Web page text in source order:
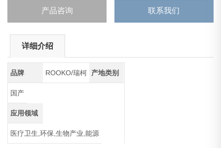
产品咨询 联系我们
详细介绍
品牌 ROOKO/瑞柯 产地类别
国产
应用领域
医疗卫生,环保,生物产业,能源